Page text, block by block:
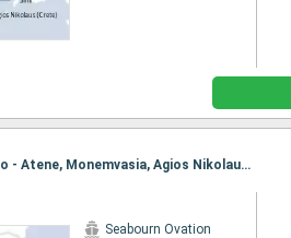
Itinerario : Dubrovnik, Korkula, Kotor, Brindisi, Corfu, Itea, Gythion, Pireo - Atene, Monemvasia, Agios Nikolaus (Crete), Mykonos, Kusadasi, Cesme, Istanbul, Canakkale, Volos, Patmos, Rodi, Santorini, Pireo - Atene, Gythion, Itea, Corfu, Brindisi, Kotor, Dubrovnik
Seabourn Ovation